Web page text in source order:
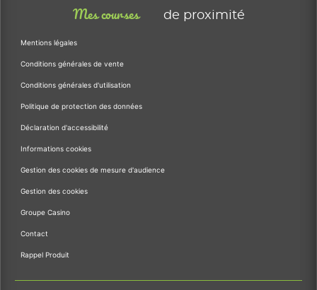
Mes courses de proximité
Mentions légales
Conditions générales de vente
Conditions générales d'utilisation
Politique de protection des données
Déclaration d'accessibilité
Informations cookies
Gestion des cookies de mesure d'audience
Gestion des cookies
Groupe Casino
Contact
Rappel Produit